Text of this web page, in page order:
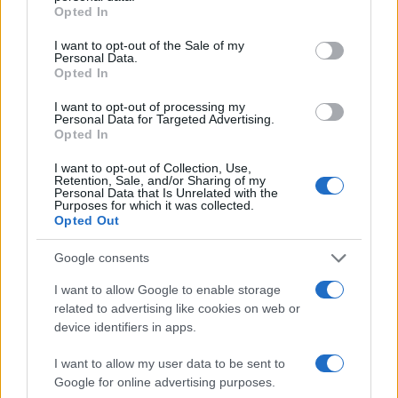
use your data for below specified purposes in below Google
consent section.
Opted In
I want to opt-out of the Sale of my
Personal Data.
Opted In
I want to opt-out of processing my
Personal Data for Targeted Advertising.
Opted In
I want to opt-out of Collection, Use,
Retention, Sale, and/or Sharing of my
Personal Data that Is Unrelated with the
Purposes for which it was collected.
Opted Out
Google consents
I want to allow Google to enable storage
related to advertising like cookies on web or
device identifiers in apps.
I want to allow my user data to be sent to
Google for online advertising purposes.
Το χρονικό
Όλα συνέβησαν χθες το μεσημέρι (15.09.2025).
Στις 13:33, όπως φαίνεται σεβίντεο
μπαίνει στην πυλωτή και πίσω της, αλλά και ο
32χρονος που την ακολουθούσε. Η κοπέλα
έκλεισε την είσοδο αλλά είδε τον νεαρό να μην
απομακρύνεται. Τότε είναι που τον άκουσε να της
φωνάζει, και του είπε να φύγει.
Με το που κλείνει η πόρτα της εισόδου, ο